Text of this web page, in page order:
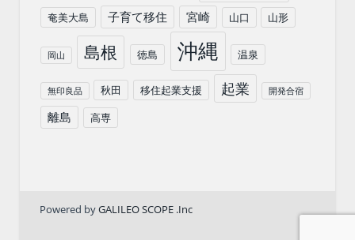
奄美大島 子育て移住 宮崎 山口 山形
岡山 島根 徳島 沖縄 温泉
無印良品 秋田 移住起業支援 起業 開発合宿
離島 高専
Powered byGALILEO SCOPE .Inc